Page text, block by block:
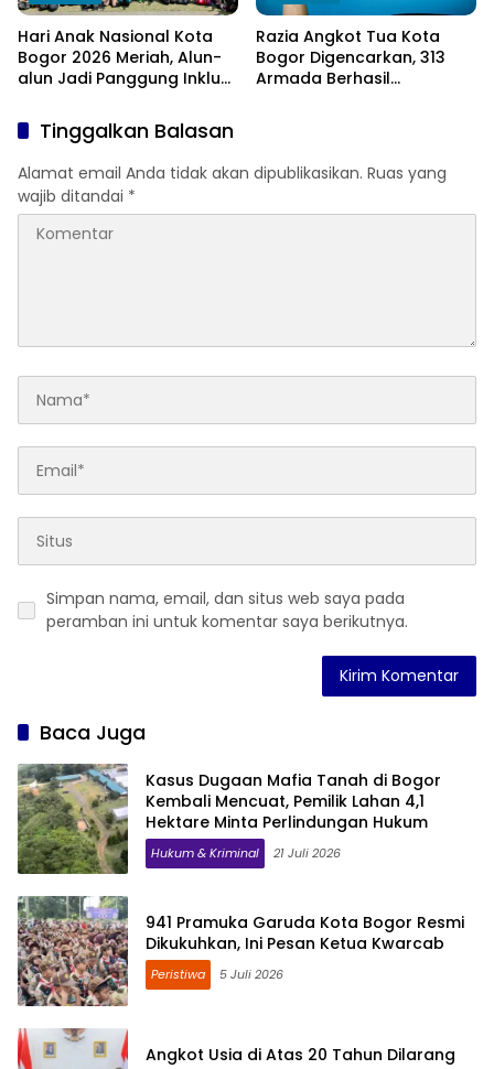
Hari Anak Nasional Kota
Bogor 2026 Meriah, Alun-
alun Jadi Panggung Inklusi
Razia Angkot Tua Kota
Bogor Digencarkan, 313
Armada Berhasil
Tinggalkan Balasan
Alamat email Anda tidak akan dipublikasikan. Ruas yang
wajib ditandai *
Simpan nama, email, dan situs web saya pada
peramban ini untuk komentar saya berikutnya.
Baca Juga
Kasus Dugaan Mafia Tanah di Bogor
Kembali Mencuat, Pemilik Lahan 4,1
Hektare Minta Perlindungan Hukum
Hukum & Kriminal 21 Juli 2026
941 Pramuka Garuda Kota Bogor Resmi
Dikukuhkan, Ini Pesan Ketua Kwarcab
Peristiwa 5 Juli 2026
Angkot Usia di Atas 20 Tahun Dilarang